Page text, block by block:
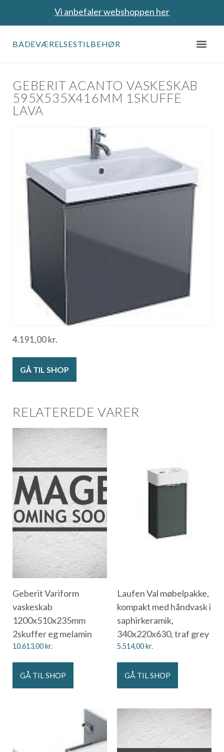
Vi anbefaler webshoppen her
BADEVÆRELSESTILBEHØR
GEBERIT ACANTO VASKESKAB
595X535X416MM 1SKUFFE
LAVA
4.191,00kr.
GÅ TIL SHOP
RELATEREDE VARER
Geberit Variform
vaskeskab
1200x510x235mm
2skuffer eg melamin
10.613,00kr.
GÅ TIL SHOP
Laufen Val møbelpakke,
kompakt med håndvask i
saphirkeramik,
340x220x630, traf grey
5.514,00kr.
GÅ TIL SHOP